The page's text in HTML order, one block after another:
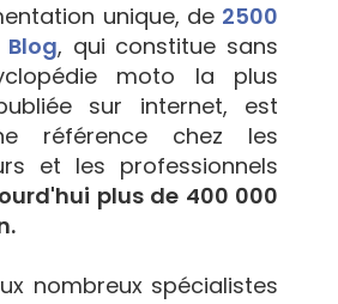
unique, de 2500
Blog, qui constitue sans
moto la plus
sur internet, est
référence chez les
et les professionnels
plus de 400 000
nombreux spécialistes